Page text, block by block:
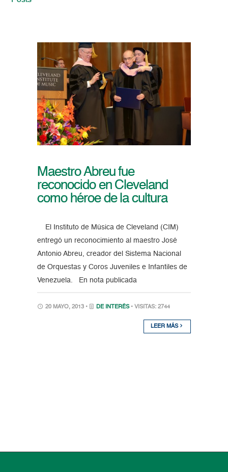
Maestro Abreu fue
reconocido en Cleveland
como héroe de la cultura
El Instituto de Música de Cleveland (CIM)
entregó un reconocimiento al maestro José
Antonio Abreu, creador del Sistema Nacional
de Orquestas y Coros Juveniles e Infantiles de
Venezuela. En nota publicada
20 MAYO, 2013 • DE INTERÉS • VISITAS: 2744
LEER MÁS